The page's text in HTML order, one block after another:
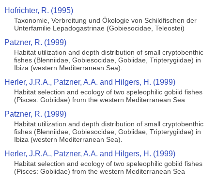
Hofrichter, R. (1995)
Taxonomie, Verbreitung und Ökologie von Schildfischen der
Unterfamilie Lepadogastrinae (Gobiesocidae, Teleostei)
Patzner, R. (1999)
Habitat utilization and depth distribution of small cryptobenthic
fishes (Blenniidae, Gobiesocidae, Gobiidae, Tripterygiidae) in
Ibiza (western Mediterranean Sea).
Herler, J.R.A., Patzner, A.A. and Hilgers, H. (1999)
Habitat selection and ecology of two speleophilic gobiid fishes
(Pisces: Gobiidae) from the western Mediterranean Sea
Patzner, R. (1999)
Habitat utilization and depth distribution of small cryptobenthic
fishes (Blenniidae, Gobiesocidae, Gobiidae, Tripterygiidae) in
Ibiza (western Mediterranean Sea).
Herler, J.R.A., Patzner, A.A. and Hilgers, H. (1999)
Habitat selection and ecology of two speleophilic gobiid fishes
(Pisces: Gobiidae) from the western Mediterranean Sea